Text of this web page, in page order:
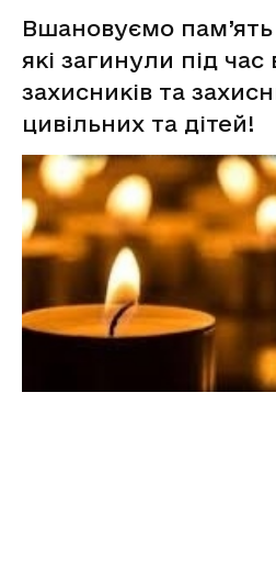
Вшановуємо пам’ять
які загинули під час
захисників та
цивільних та дітей!